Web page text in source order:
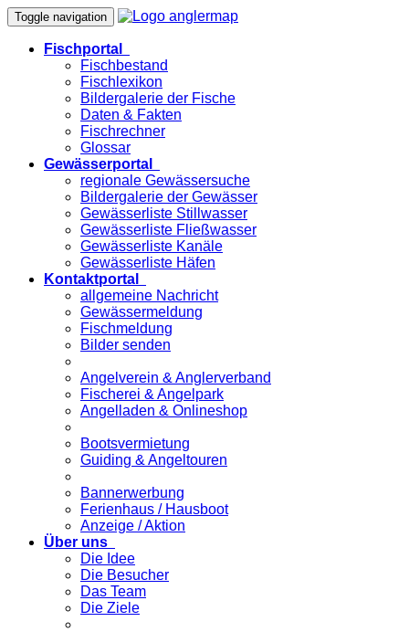
Toggle navigation
Fischportal
Fischbestand
Fischlexikon
Bildergalerie der Fische
Daten & Fakten
Fischrechner
Glossar
Gewässerportal
regionale Gewässersuche
Bildergalerie der Gewässer
Gewässerliste Stillwasser
Gewässerliste Fließwasser
Gewässerliste Kanäle
Gewässerliste Häfen
Kontaktportal
allgemeine Nachricht
Gewässermeldung
Fischmeldung
Bilder senden
Angelverein & Anglerverband
Fischerei & Angelpark
Angelladen & Onlineshop
Bootsvermietung
Guiding & Angeltouren
Bannerwerbung
Ferienhaus / Hausboot
Anzeige / Aktion
Über uns
Die Idee
Die Besucher
Das Team
Die Ziele